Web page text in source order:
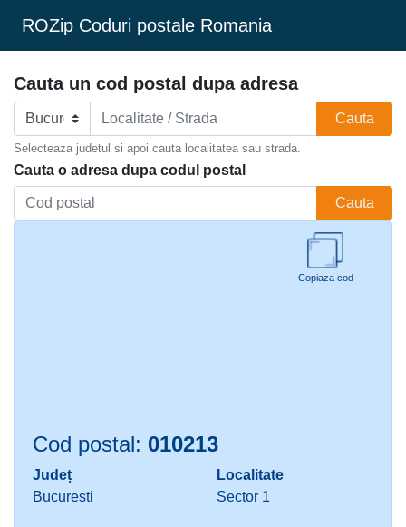
ROZip Coduri postale Romania
Cauta un cod postal dupa adresa
Cauta
Selecteaza judetul si apoi cauta localitatea sau strada.
Cauta o adresa dupa codul postal
Cauta
Cod postal: 010213
Copiaza cod
Județ
Bucuresti
Localitate
Sector 1